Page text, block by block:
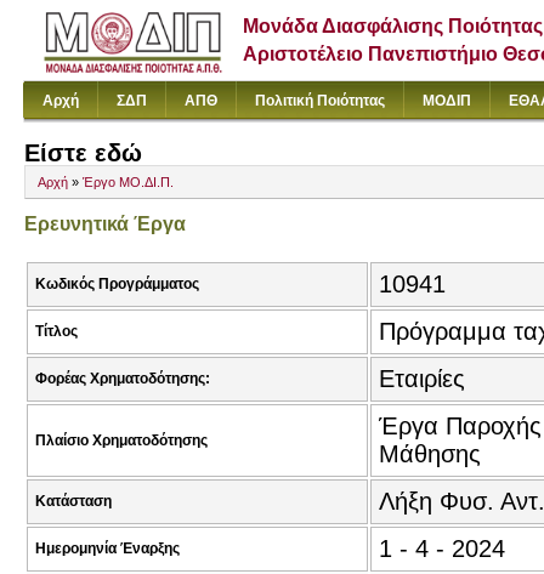
Μονάδα Διασφάλισης Ποιότητας
Αριστοτέλειο Πανεπιστήμιο
Αρχή ΣΔΠ ΑΠΘ Πολιτική Ποιότητας ΜΟΔΙΠ
Είστε εδώ
Αρχή » Έργο ΜΟ.ΔΙ.Π.
Ερευνητικά Έργα
Κωδικός Προγράμματος 10941
Τίτλος Πρόγραμμα
Φορέας Χρηματοδότησης: Εταιρίες
Πλαίσιο Χρηματοδότησης
Έργα Παροχής
Μάθησης
Κατάσταση Λήξη Φυσ. Αντ.
Ημερομηνία Έναρξης 1 - 4 - 2024